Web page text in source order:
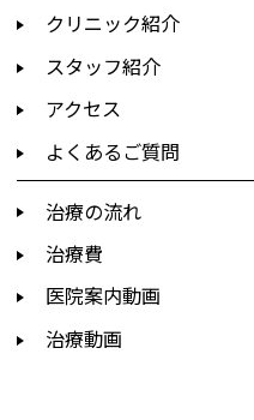
クリニック紹介
スタッフ紹介
アクセス
よくあるご質問
治療の流れ
治療費
医院案内動画
治療動画